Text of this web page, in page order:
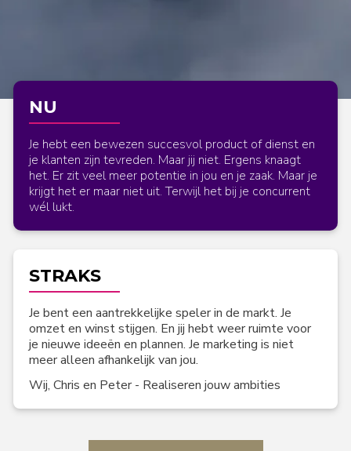
NU
Je hebt een bewezen succesvol product of dienst en
je klanten zijn tevreden. Maar jij niet. Ergens knaagt
het. Er zit veel meer potentie in jou en je zaak. Maar je
krijgt het er maar niet uit. Terwijl het bij je concurrent
wél lukt.
STRAKS
Je bent een aantrekkelijke speler in de markt. Je
omzet en winst stijgen. En jij hebt weer ruimte voor
je nieuwe ideeën en plannen. Je marketing is niet
meer alleen afhankelijk van jou.
Wij, Chris en Peter - Realiseren jouw ambities